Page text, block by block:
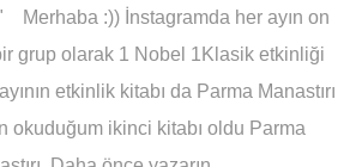
Merhaba :)) İnstagramda her ayın on
grup olarak 1 Nobel 1Klasik etkinliği
etkinlik kitabı da Parma Manastırı
okuduğum ikinci kitabı oldu Parma